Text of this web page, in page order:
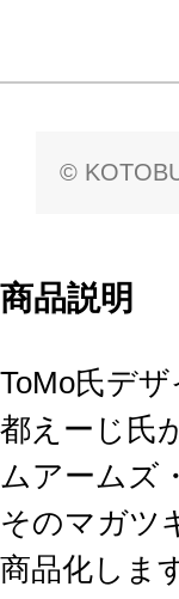
©
商品説明
ToMo氏デ
都えーじ氏
ムアームズ
そのマガツ
商品化しま